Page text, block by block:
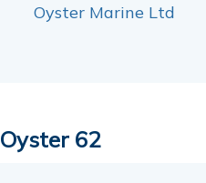
Oyster Marine Ltd
Oyster 62